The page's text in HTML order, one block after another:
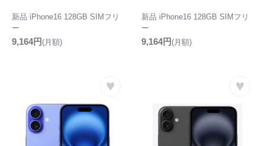
新品 iPhone16 128GB SIMフリ
ー
9,164円(月額)
新品 iPhone16 128GB SIMフリ
ー
9,164円(月額)
♥ ♥